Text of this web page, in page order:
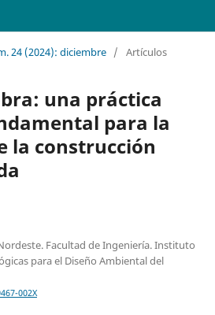
24 (2024): diciembre / Artículos
una práctica
para la
la construcción
Facultad de Ingeniería. Instituto
para el Diseño Ambiental del
002X